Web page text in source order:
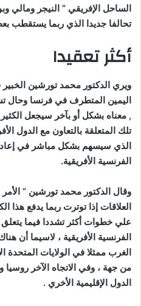
الساحل الإفريقي ” النيجر ومالي
تحالفا جديدا الذي ربما يستقطب
أكثر تعقيدا
ويري الدكتور محمد تورشين
اليمين المتطرف في فرنسا وحال
, معناه بشكل أو بآخر سيجعل
تلك المتعلقة بالتعاون مع الدول
الذي سيسهم بشكل مباشر في
الفرنسية الأفريقية.
وقال الدكتور محمد تورشين ”
العلاقات إذا توترت ربما يدفع هذا
علي خطوات أكثر تشددا فيما يتعلق
الفرنسية الأفريقية ، لاسيما أن
الغرب ممثلا في الولايات المتحدة
من جهة ، وفي الاتجاه الآخر
الدول الإقليمية الأخري .